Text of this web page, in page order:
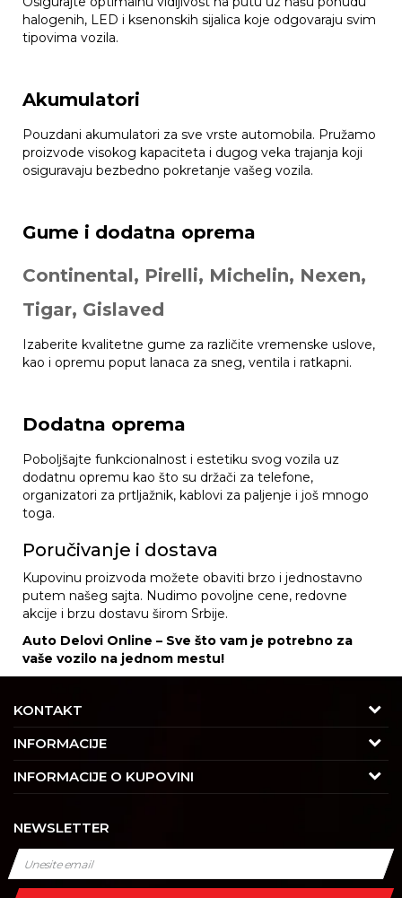
halogenih, LED i ksenonskih sijalica koje odgovaraju svim
tipovima vozila.
Akumulatori
Pouzdani akumulatori za sve vrste automobila. Pružamo
proizvode visokog kapaciteta i dugog veka trajanja koji
osiguravaju bezbedno pokretanje vašeg vozila.
Gume i dodatna oprema
Continental, Pirelli, Michelin, Nexen,
Tigar, Gislaved
Izaberite kvalitetne gume za različite vremenske uslove,
kao i opremu poput lanaca za sneg, ventila i ratkapni.
Dodatna oprema
Poboljšajte funkcionalnost i estetiku svog vozila uz
dodatnu opremu kao što su držači za telefone,
organizatori za prtljažnik, kablovi za paljenje i još mnogo
toga.
Poručivanje i dostava
Kupovinu proizvoda možete obaviti brzo i jednostavno
putem našeg sajta. Nudimo povoljne cene, redovne
akcije i brzu dostavu širom Srbije.
Auto Delovi Online – Sve što vam je potrebno za
vaše vozilo na jednom mestu!
KONTAKT
Adresa
Trgovačka 7/2, Čukarica
11030 Beograd, Srbija
Radno vreme
Radnim danom: 08-16h
INFORMACIJE
O nama
Saradnja
Kontakt
Najčešća pitanja
INFORMACIJE O KUPOVINI
Izjava o privatnosti i sigurnosti podataka
Kako kupiti
Isporuka
NEWSLETTER